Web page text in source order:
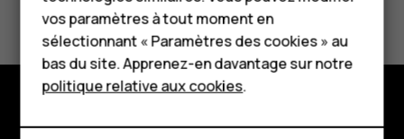
Tablettes
Boutique
Oui Non
Boutique
vos paramètres à tout moment en
sélectionnant « Paramètres des cookies » au
bas du site. Apprenez-en davantage sur notre
politique relative aux cookies.